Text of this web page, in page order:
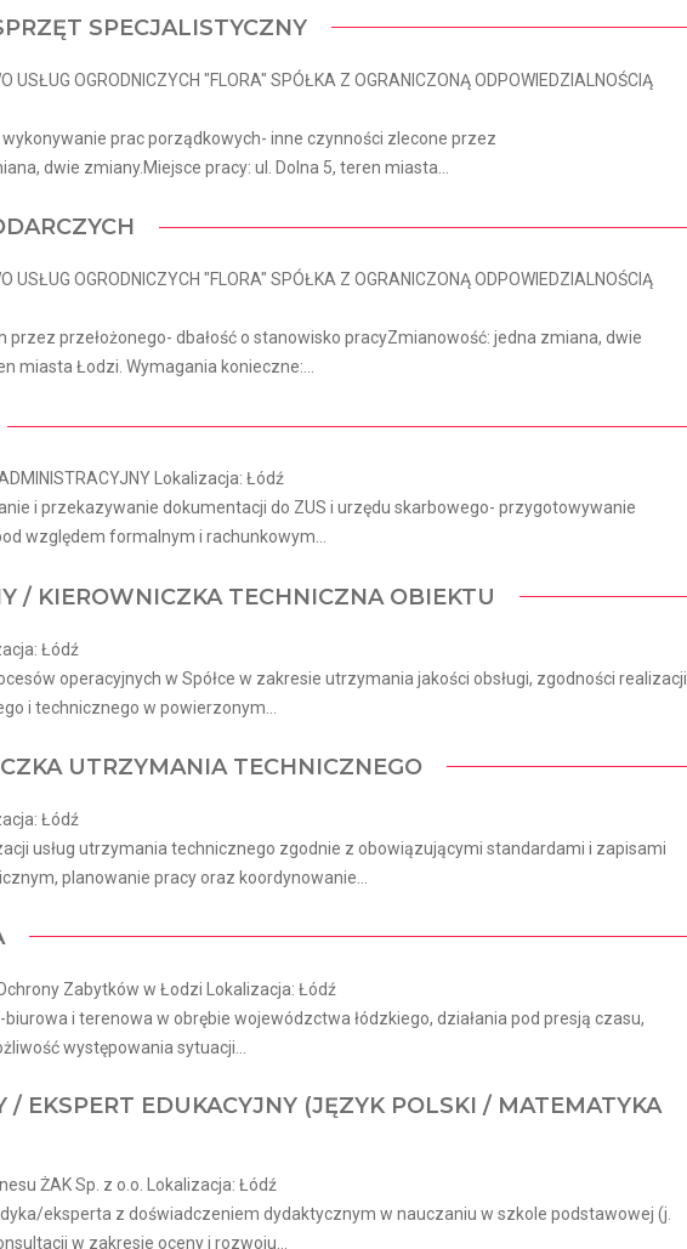
SPECJALISTYCZNY
USŁUG OGRODNICZYCH "FLORA" SPÓŁKA Z OGRANICZONĄ ODPOWIEDZIALNOŚCIĄ
prac porządkowych- inne czynności zlecone przez
dwie zmiany.Miejsce pracy: ul. Dolna 5, teren miasta...
USŁUG OGRODNICZYCH "FLORA" SPÓŁKA Z OGRANICZONĄ ODPOWIEDZIALNOŚCIĄ
przez przełożonego- dbałość o stanowisko pracyZmianowość: jedna zmiana, dwie
miasta Łodzi. Wymagania konieczne:...
Lokalizacja: Łódź
i przekazywanie dokumentacji do ZUS i urzędu skarbowego- przygotowywanie
względem formalnym i rachunkowym...
/ KIEROWNICZKA TECHNICZNA OBIEKTU
Łódź
operacyjnych w Spółce w zakresie utrzymania jakości obsługi, zgodności realizacji
i technicznego w powierzonym...
UTRZYMANIA TECHNICZNEGO
Łódź
usług utrzymania technicznego zgodnie z obowiązującymi standardami i zapisami
planowanie pracy oraz koordynowanie...
Zabytków w Łodzi Lokalizacja: Łódź
i terenowa w obrębie wojewódzctwa łódzkiego, działania pod presją czasu,
występowania sytuacji...
/ EKSPERT EDUKACYJNY (JĘZYK POLSKI / MATEMATYKA
ŻAK Sp. z o.o. Lokalizacja: Łódź
eksperta z doświadczeniem dydaktycznym w nauczaniu w szkole podstawowej (j.
w zakresie oceny i rozwoju...